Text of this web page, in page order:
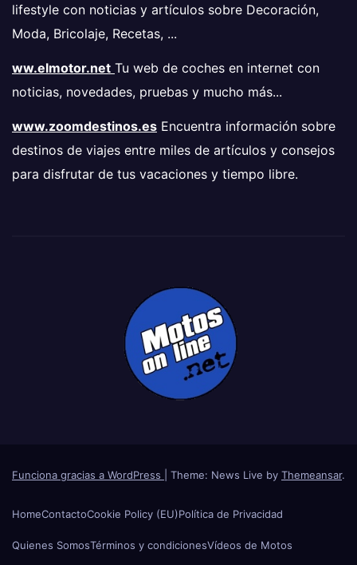
lifestyle con noticias y artículos sobre Decoración,
Moda, Bricolaje, Recetas, ...
ww.elmotor.net Tu web de coches en internet con
noticias, novedades, pruebas y mucho más...
www.zoomdestinos.es Encuentra información sobre
destinos de viajes entre miles de artículos y consejos
para disfrutar de tus vacaciones y tiempo libre.
Funciona gracias a WordPress Theme: News Live by Themeansar.
HomeContactoCookie Policy (EU)Política de Privacidad
Quienes SomosTérminos y condicionesVídeos de Motos